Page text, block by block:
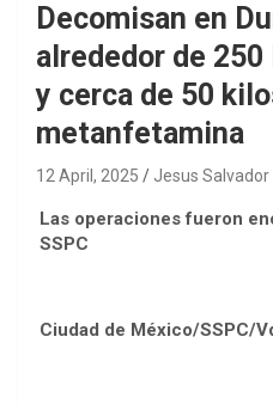
Decomisan en
alrededor de
y cerca de 50
metanfetamina
12 April, 2025 Jesus Salvador
⁠Las operaciones fueron
SSPC
Ciudad de México/SSPC/